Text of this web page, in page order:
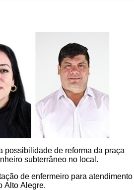
possibilidade de reforma da praça
subterrâneo no local.
de enfermeiro para atendimento
Alto Alegre.